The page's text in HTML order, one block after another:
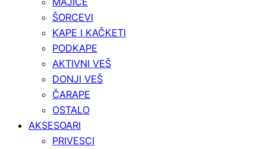
ŠORCEVI
KAPE I KAČKETI
PODKAPE
AKTIVNI VEŠ
DONJI VEŠ
ČARAPE
OSTALO
AKSESOARI
PRIVESCI